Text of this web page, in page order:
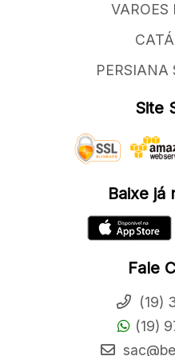
VAROES
PERSIANA
Site
Baixe já
Fale
(19)
(19)